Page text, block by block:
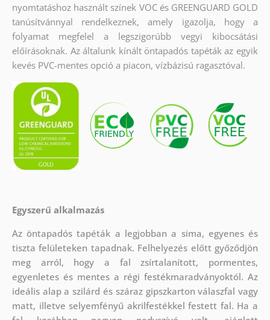
nyomtatáshoz használt színek VOC és GREENGUARD GOLD
tanúsítvánnyal rendelkeznek, amely igazolja, hogy a
folyamat megfelel a legszigorúbb vegyi kibocsátási
előírásoknak. Az általunk kínált öntapadós tapéták az egyik
kevés PVC-mentes opció a piacon, vízbázisú ragasztóval.
Egyszerű alkalmazás
Az öntapadós tapéták a legjobban a sima, egyenes és
tiszta felületeken tapadnak. Felhelyezés előtt győződjön
meg arról, hogy a fal zsírtalanított, pormentes,
egyenletes és mentes a régi festékmaradványoktól. Az
ideális alap a szilárd és száraz gipszkarton válaszfal vagy
matt, illetve selyemfényű akrilfestékkel festett fal. Ha a